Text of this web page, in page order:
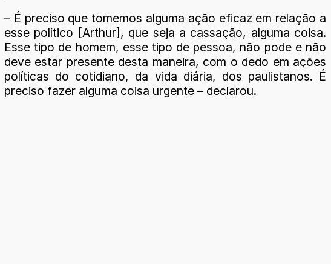
– É preciso que tomemos alguma ação eficaz em relação a
esse político [Arthur], que seja a cassação, alguma coisa.
Esse tipo de homem, esse tipo de pessoa, não pode e não
deve estar presente desta maneira, com o dedo em ações
políticas do cotidiano, da vida diária, dos paulistanos. É
preciso fazer alguma coisa urgente – declarou.